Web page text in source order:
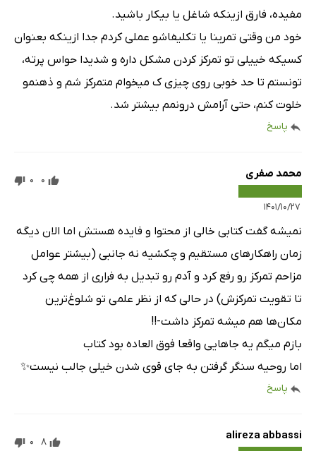
مفیده، فارق ازینکه شاغل یا بیکار باشید.
خود من وقتی تمرینا یا تکلیفاشو عملی کردم جدا ازینکه بعنوان
کسیکه خییلی تو تمرکز کردن مشکل داره و شدیدا حواس پرته،
تونستم تا حد خوبی روی چیزی ک میخوام متمرکز شم و ذهنمو
خلوت کنم، حتی آرامش درونمم بیشتر شد.
پاسخ
محمد صفری
۱۴۰۱/۱۰/۲۷
0
0
نمیشه گفت کتابی خالی از محتوا و فایده هستش اما الان دیگه
زمان راهکار‌های مستقیم و چکشیه نه جانبی (بیشتر عوامل
مزاحم تمرکز رو رفع کرد و آدم رو تبدیل به فراری از همه چی کرد
تا تقویت تمرکزش) در حالی که از نظر علمی تو شلوغ‌ترین
مکان‌ها هم میشه تمرکز داشت-!!
بازم میگم یه جاهایی واقعا فوق العاده بود کتاب
اما روحیه سنگر گرفتن به جای قوی شدن خیلی جالب نیست✨
پاسخ
alireza abbassi
8
0